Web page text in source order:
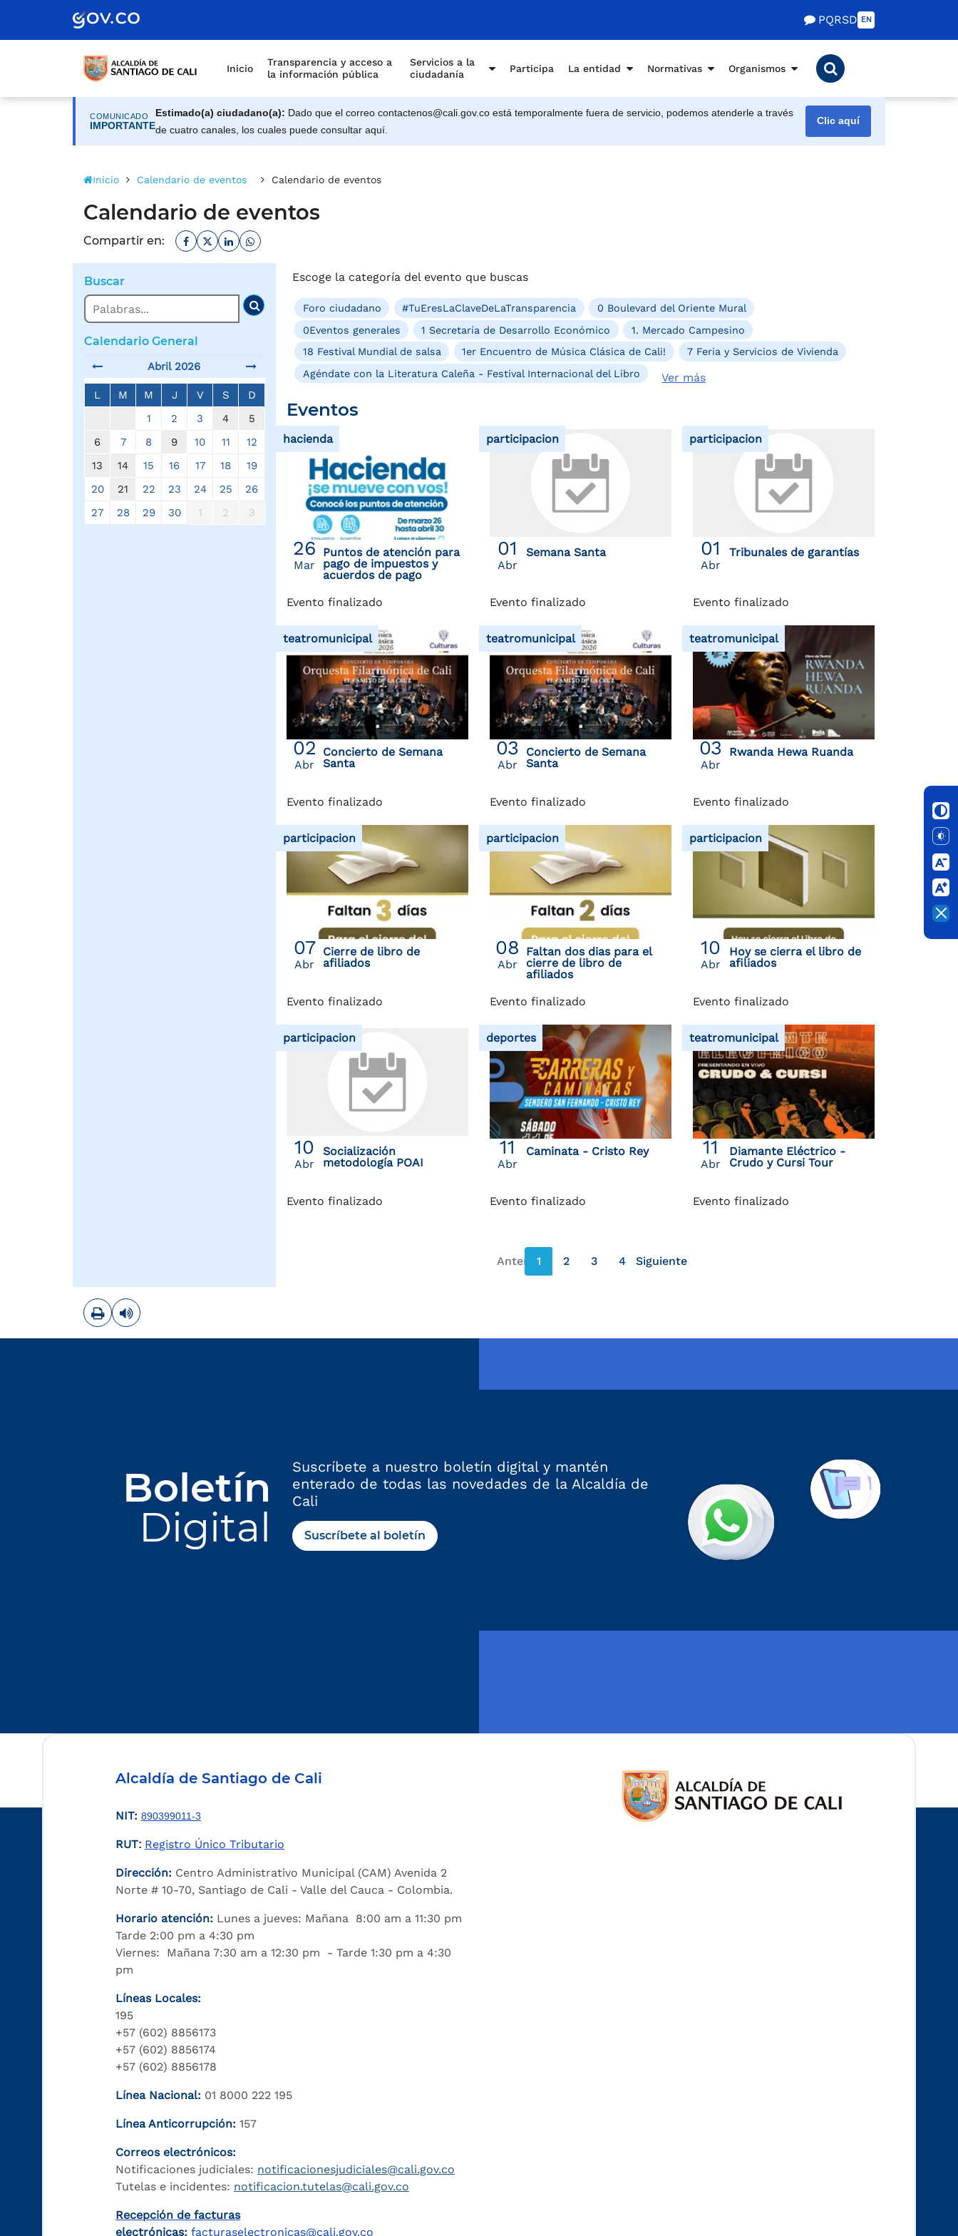
de Santiago de Cali PQRSD EN
Inicio
Transparencia y acceso a
la información pública
Servicios a la
ciudadanía
Participa La entidad Normativas Organismos
COMUNICADO
IMPORTANTE
Estimado(a) ciudadano(a): Dado que el correo contactenos@cali.gov.co está temporalmente fuera de servicio, podemos atenderle a través
de cuatro canales, los cuales puede consultar aquí.
Clic aquí
Inicio Calendario de eventos Calendario de eventos
Calendario de eventos
Compartir en: Facebook
TwitterLinkedinWhatsapp
Buscar
Buscar
Buscar
Calendario General
Abril 2026
L M M J V S
D
1
2 3 4
5
6
7 8 9 10 11
12
13
14 15 16 17 18
19
20
21 22 23 24 25
26
27
28 29 30 1 2 3
Escoge la categoría del evento que buscas
Foro ciudadano #TuEresLaClaveDeLaTransparencia
0 Boulevard del Oriente Mural
0Eventos generales
1 Secretaría de Desarrollo Económico
1. Mercado Campesino
18 Festival Mundial de salsa
1er Encuentro de Música Clásica de Cali!
7 Feria y Servicios de Vivienda
Agéndate con la Literatura Caleña - Festival Internacional del Libro
Ver más
Eventos
hacienda
26
Mar
Puntos de atención para
pago de impuestos y
acuerdos de pago
Evento finalizado
participacion
01
Abr
Semana Santa
Evento finalizado
participacion
01
Abr
Tribunales de garantías
Evento finalizado
teatromunicipal
02
Abr
Concierto de Semana
Santa
Evento finalizado
teatromunicipal
03
Abr
Concierto de Semana
Santa
Evento finalizado
teatromunicipal
03
Abr
Rwanda Hewa Ruanda
Evento finalizado
participacion
07
Abr
Cierre de libro de
afiliados
Evento finalizado
participacion
08
Abr
Faltan dos dias para el
cierre de libro de
afiliados
Evento finalizado
participacion
10
Abr
Hoy se cierra el libro de
afiliados
Evento finalizado
participacion
10
Abr
Socialización
metodología POAI
Evento finalizado
deportes
11
Abr
Caminata - Cristo Rey
Evento finalizado
teatromunicipal
11
Abr
Diamante Eléctrico -
Crudo y Cursi Tour
Evento finalizado
Anterior
1 2 3 4 Siguiente
ImprimirLeer contenido
Boletín
Digital
Suscríbete a nuestro boletín digital y mantén
enterado de todas las novedades de la Alcaldía de
Cali
Suscríbete al boletín
Alcaldía de Santiago de Cali
NIT: 890399011-3
RUT: Registro Único Tributario
Dirección: Centro Administrativo Municipal (CAM) Avenida 2
Norte # 10-70, Santiago de Cali - Valle del Cauca - Colombia.
Horario atención: Lunes a jueves: Mañana 8:00 am a 11:30 pm
Tarde 2:00 pm a 4:30 pm
Viernes: Mañana 7:30 am a 12:30 pm - Tarde 1:30 pm a 4:30
pm
Líneas Locales:
195
+57 (602) 8856173
+57 (602) 8856174
+57 (602) 8856178
Línea Nacional: 01 8000 222 195
Línea Anticorrupción: 157
Correos electrónicos:
Notificaciones judiciales: notificacionesjudiciales@cali.gov.co
Tutelas e incidentes: notificacion.tutelas@cali.gov.co
Recepción de facturas
electrónicas: facturaselectronicas@cali.gov.co